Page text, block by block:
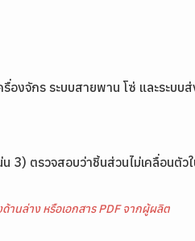
องจักร ระบบสายพาน โซ่ และระบบ
3) ตรวจสอบว่าชิ้นส่วนไม่เคลื่อนตัว
านล่าง หรือเอกสาร PDF จากผู้ผลิต